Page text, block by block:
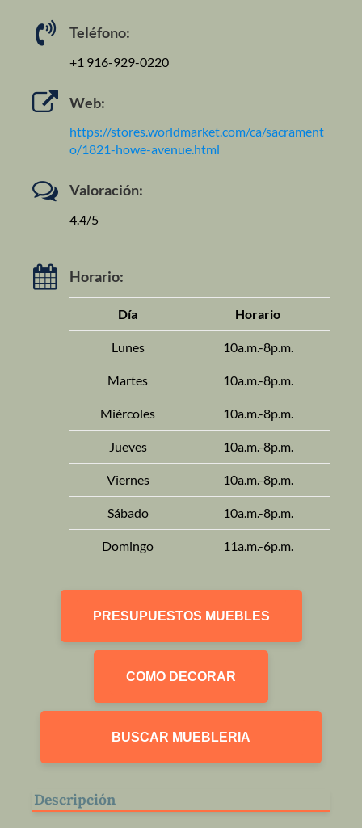
Teléfono:
+1 916-929-0220
Web:
https://stores.worldmarket.com/ca/sacrament
o/1821-howe-avenue.html
Valoración:
4.4/5
Horario:
Día Horario
Lunes 10a.m.-8p.m.
Martes 10a.m.-8p.m.
Miércoles 10a.m.-8p.m.
Jueves 10a.m.-8p.m.
Viernes 10a.m.-8p.m.
Sábado 10a.m.-8p.m.
Domingo 11a.m.-6p.m.
PRESUPUESTOS MUEBLES
COMO DECORAR
BUSCAR MUEBLERIA
Descripción